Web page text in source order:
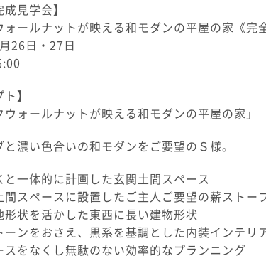
成見学会】
ォールナットが映える和モダンの平屋の家《完
26日・27日
】
ウォールナットが映える和モダンの平屋の家」
濃い色合いの和モダンをご要望のＳ様。
と一体的に計画した玄関土間スペース
間スペースに設置したご主人ご要望の薪ストー
形状を活かした東西に長い建物形状
ーンをおさえ、黒系を基調とした内装インテリ
スをなくし無駄のない効率的なプランニング